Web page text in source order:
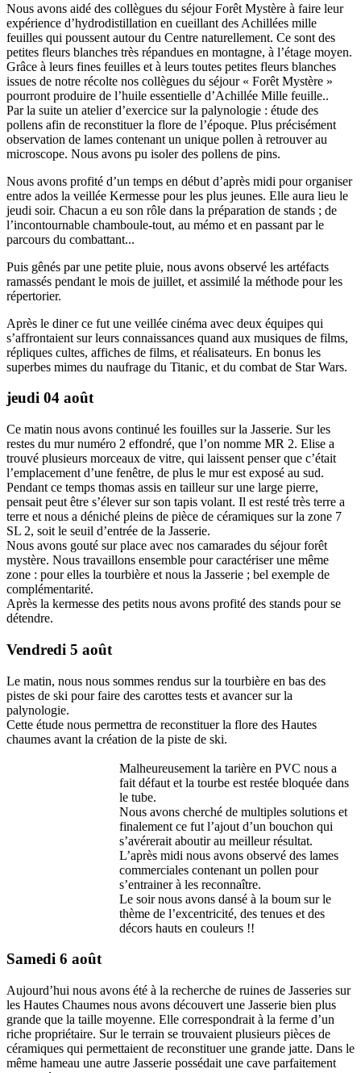
Nous avons aidé des collègues du séjour Forêt Mystère à faire leur
expérience d’hydrodistillation en cueillant des Achillées mille
feuilles qui poussent autour du Centre naturellement. Ce sont des
petites fleurs blanches très répandues en montagne, à l’étage moyen.
Grâce à leurs fines feuilles et à leurs toutes petites fleurs blanches
issues de notre récolte nos collègues du séjour « Forêt Mystère »
pourront produire de l’huile essentielle d’Achillée Mille feuille..
Par la suite un atelier d’exercice sur la palynologie : étude des
pollens afin de reconstituer la flore de l’époque. Plus précisément
observation de lames contenant un unique pollen à retrouver au
microscope. Nous avons pu isoler des pollens de pins.
Nous avons profité d’un temps en début d’après midi pour organiser
entre ados la veillée Kermesse pour les plus jeunes. Elle aura lieu le
jeudi soir. Chacun a eu son rôle dans la préparation de stands ; de
l’incontournable chamboule-tout, au mémo et en passant par le
parcours du combattant...
Puis gênés par une petite pluie, nous avons observé les artéfacts
ramassés pendant le mois de juillet, et assimilé la méthode pour les
répertorier.
Après le diner ce fut une veillée cinéma avec deux équipes qui
s’affrontaient sur leurs connaissances quand aux musiques de films,
répliques cultes, affiches de films, et réalisateurs. En bonus les
superbes mimes du naufrage du Titanic, et du combat de Star Wars.
jeudi 04 août
Ce matin nous avons continué les fouilles sur la Jasserie. Sur les
restes du mur numéro 2 effondré, que l’on nomme MR 2. Elise a
trouvé plusieurs morceaux de vitre, qui laissent penser que c’était
l’emplacement d’une fenêtre, de plus le mur est exposé au sud.
Pendant ce temps thomas assis en tailleur sur une large pierre,
pensait peut être s’élever sur son tapis volant. Il est resté très terre a
terre et nous a déniché pleins de pièce de céramiques sur la zone 7
SL 2, soit le seuil d’entrée de la Jasserie.
Nous avons gouté sur place avec nos camarades du séjour forêt
mystère. Nous travaillons ensemble pour caractériser une même
zone : pour elles la tourbière et nous la Jasserie ; bel exemple de
complémentarité.
Après la kermesse des petits nous avons profité des stands pour se
détendre.
Vendredi 5 août
Le matin, nous nous sommes rendus sur la tourbière en bas des
pistes de ski pour faire des carottes tests et avancer sur la
palynologie.
Cette étude nous permettra de reconstituer la flore des Hautes
chaumes avant la création de la piste de ski.
Malheureusement la tarière en PVC nous a
fait défaut et la tourbe est restée bloquée dans
le tube.
Nous avons cherché de multiples solutions et
finalement ce fut l’ajout d’un bouchon qui
s’avérerait aboutir au meilleur résultat.
L’après midi nous avons observé des lames
commerciales contenant un pollen pour
s’entrainer à les reconnaître.
Le soir nous avons dansé à la boum sur le
thème de l’excentricité, des tenues et des
décors hauts en couleurs !!
Samedi 6 août
Aujourd’hui nous avons été à la recherche de ruines de Jasseries sur
les Hautes Chaumes nous avons découvert une Jasserie bien plus
grande que la taille moyenne. Elle correspondrait à la ferme d’un
riche propriétaire. Sur le terrain se trouvaient plusieurs pièces de
céramiques qui permettaient de reconstituer une grande jatte. Dans le
même hameau une autre Jasserie possédait une cave parfaitement